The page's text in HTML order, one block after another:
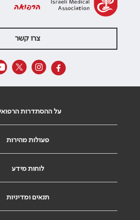
הרפואה
צרו קשר
על ההסתדרות
פעולות מהירות
לוחות מידע
תנאים ומדיניות